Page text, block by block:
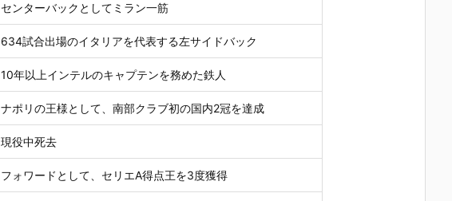
センターバックとしてミラン一筋
634試合出場のイタリアを代表する左サイドバック
10年以上インテルのキャプテンを務めた鉄人
ナポリの王様として、南部クラブ初の国内2冠を達成
現役中死去
フォワードとして、セリエA得点王を3度獲得